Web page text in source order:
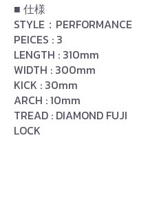
■ 仕様
STYLE：PERFORMANCE
PEICES : 3
LENGTH : 310mm
WIDTH : 300mm
KICK : 30mm
ARCH : 10mm
TREAD : DIAMOND FUJI
LOCK